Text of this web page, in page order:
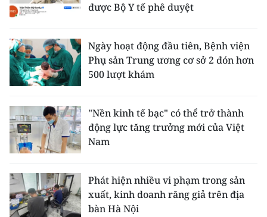
được Bộ Y tế phê duyệt
Ngày hoạt động đầu tiên, Bệnh viện
Phụ sản Trung ương cơ sở 2 đón hơn
500 lượt khám
"Nền kinh tế bạc" có thể trở thành
động lực tăng trưởng mới của Việt
Nam
Phát hiện nhiều vi phạm trong sản
xuất, kinh doanh răng giả trên địa
bàn Hà Nội